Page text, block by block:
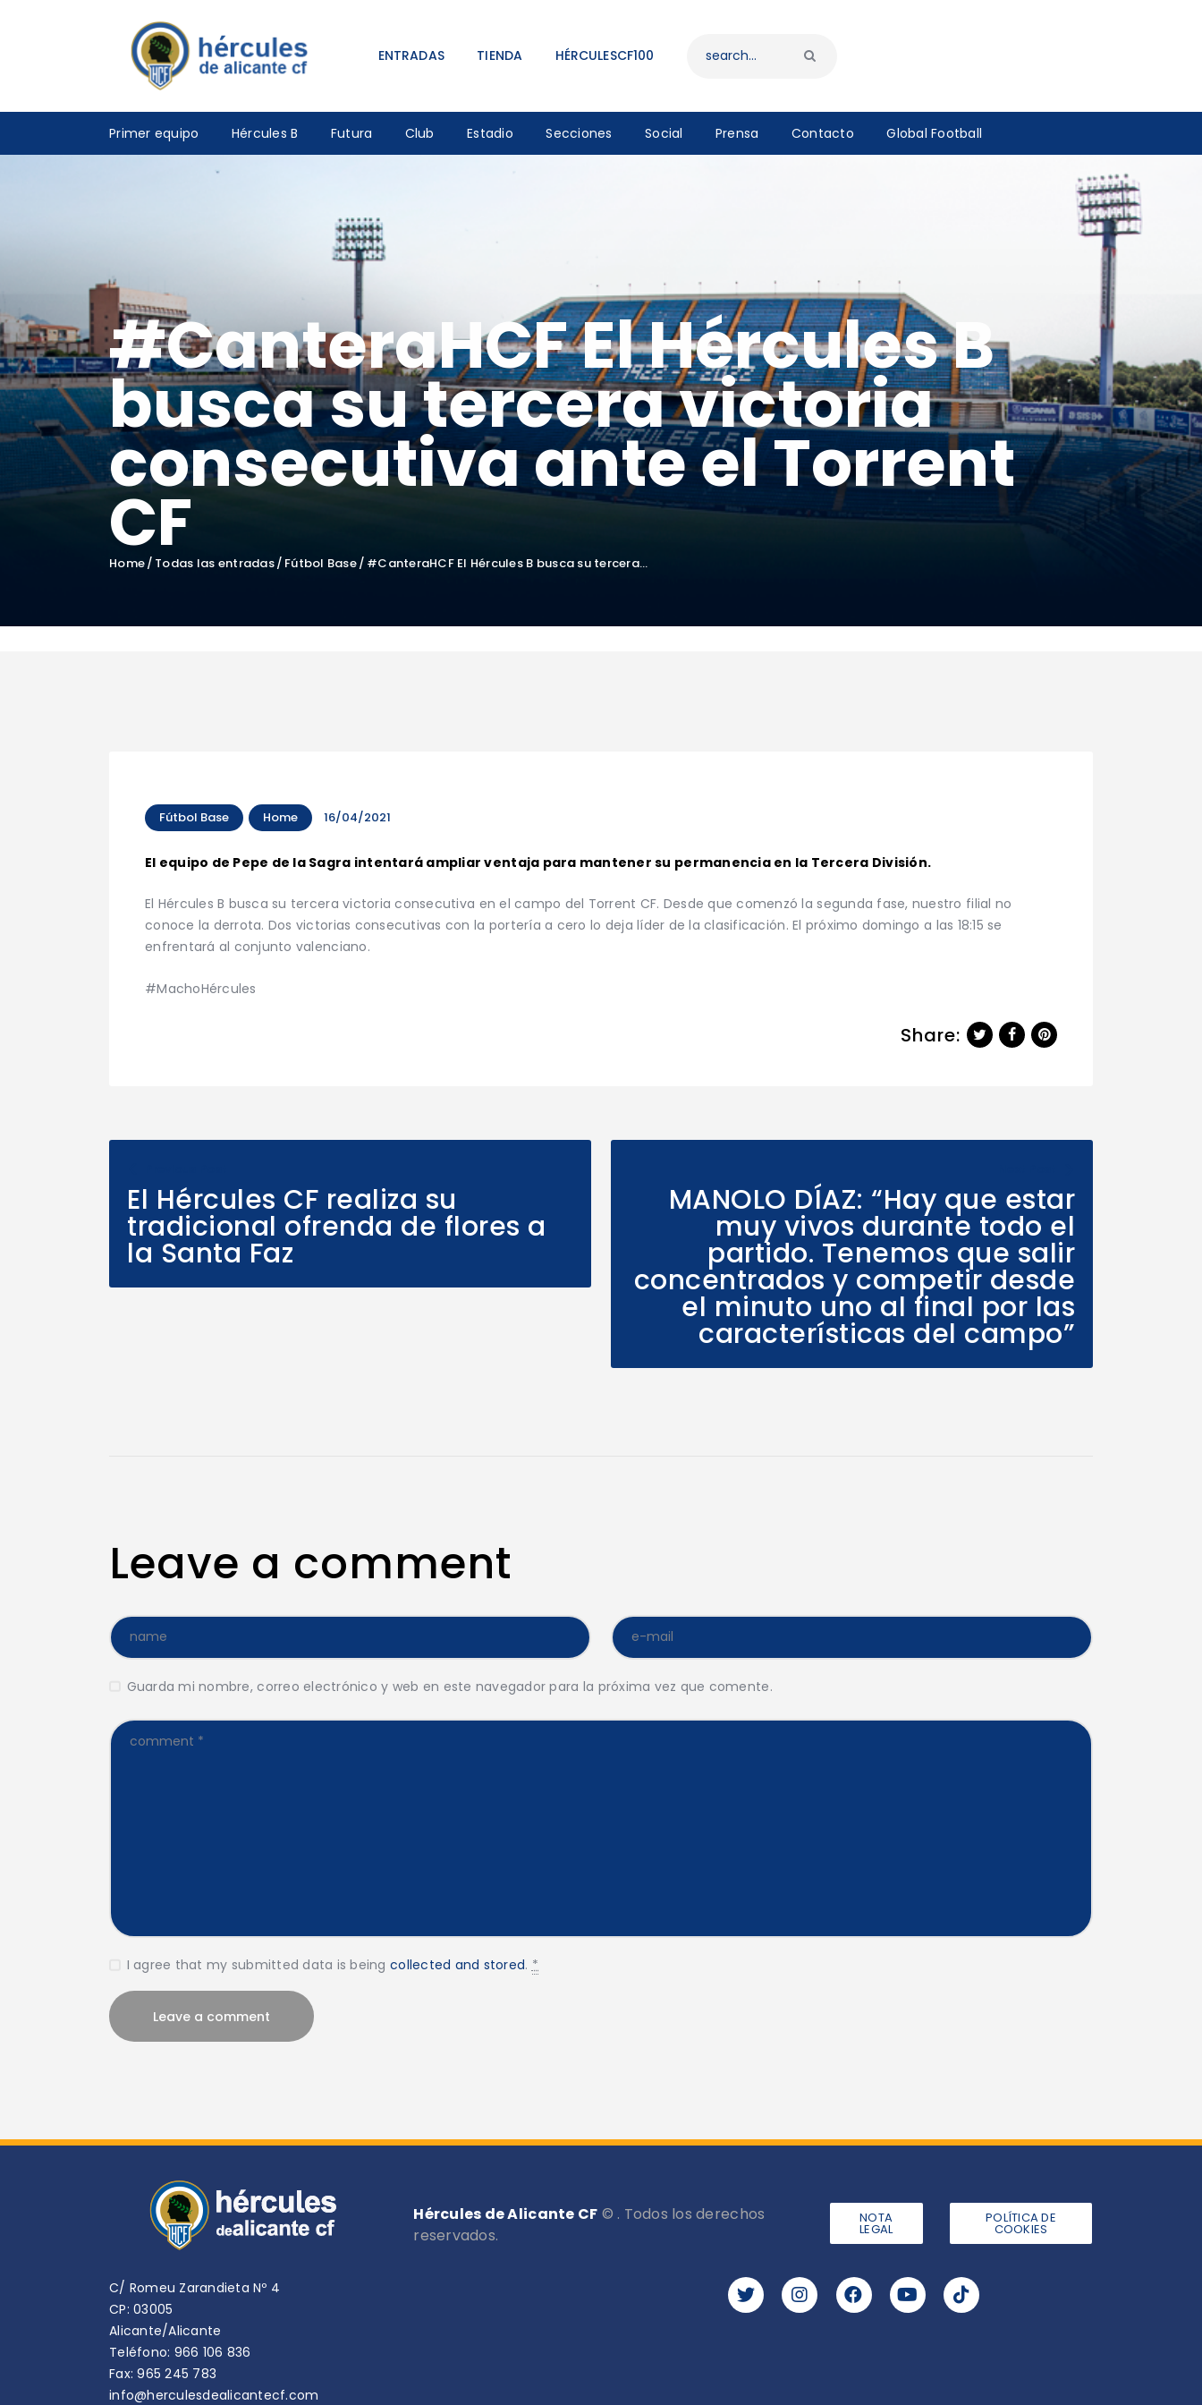
ENTRADAS TIENDA HÉRCULESCF100
Primer equipo Hércules B Futura Club Estadio Secciones Social Prensa Contacto Global Football
#CanteraHCF El Hércules B
busca su tercera victoria
consecutiva ante el Torrent
CF
Home Todas las entradas Fútbol Base #CanteraHCF El Hércules B busca su tercera...
TIENDA
Fútbol Base Home 16/04/2021
El equipo de Pepe de la Sagra intentará ampliar ventaja para mantener su permanencia en la Tercera División.
El Hércules B busca su tercera victoria consecutiva en el campo del Torrent CF. Desde que comenzó la segunda fase, nuestro filial no
conoce la derrota. Dos victorias consecutivas con la portería a cero lo deja líder de la clasificación. El próximo domingo a las 18:15 se
enfrentará al conjunto valenciano.
#MachoHércules
Share:
El Hércules CF realiza su
tradicional ofrenda de flores a
la Santa Faz
MANOLO DÍAZ: “Hay que estar
muy vivos durante todo el
partido. Tenemos que salir
concentrados y competir desde
el minuto uno al final por las
características del campo”
Leave a comment
Guarda mi nombre, correo electrónico y web en este navegador para la próxima vez que comente.
I agree that my submitted data is being collected and stored. *
Hércules de Alicante CF © . Todos los derechos
reservados.
NOTA
LEGAL
POLÍTICA DE
COOKIES
C/ Romeu Zarandieta Nº 4
CP: 03005
Alicante/Alicante
Teléfono: 966 106 836
Fax: 965 245 783
info@herculesdealicantecf.com